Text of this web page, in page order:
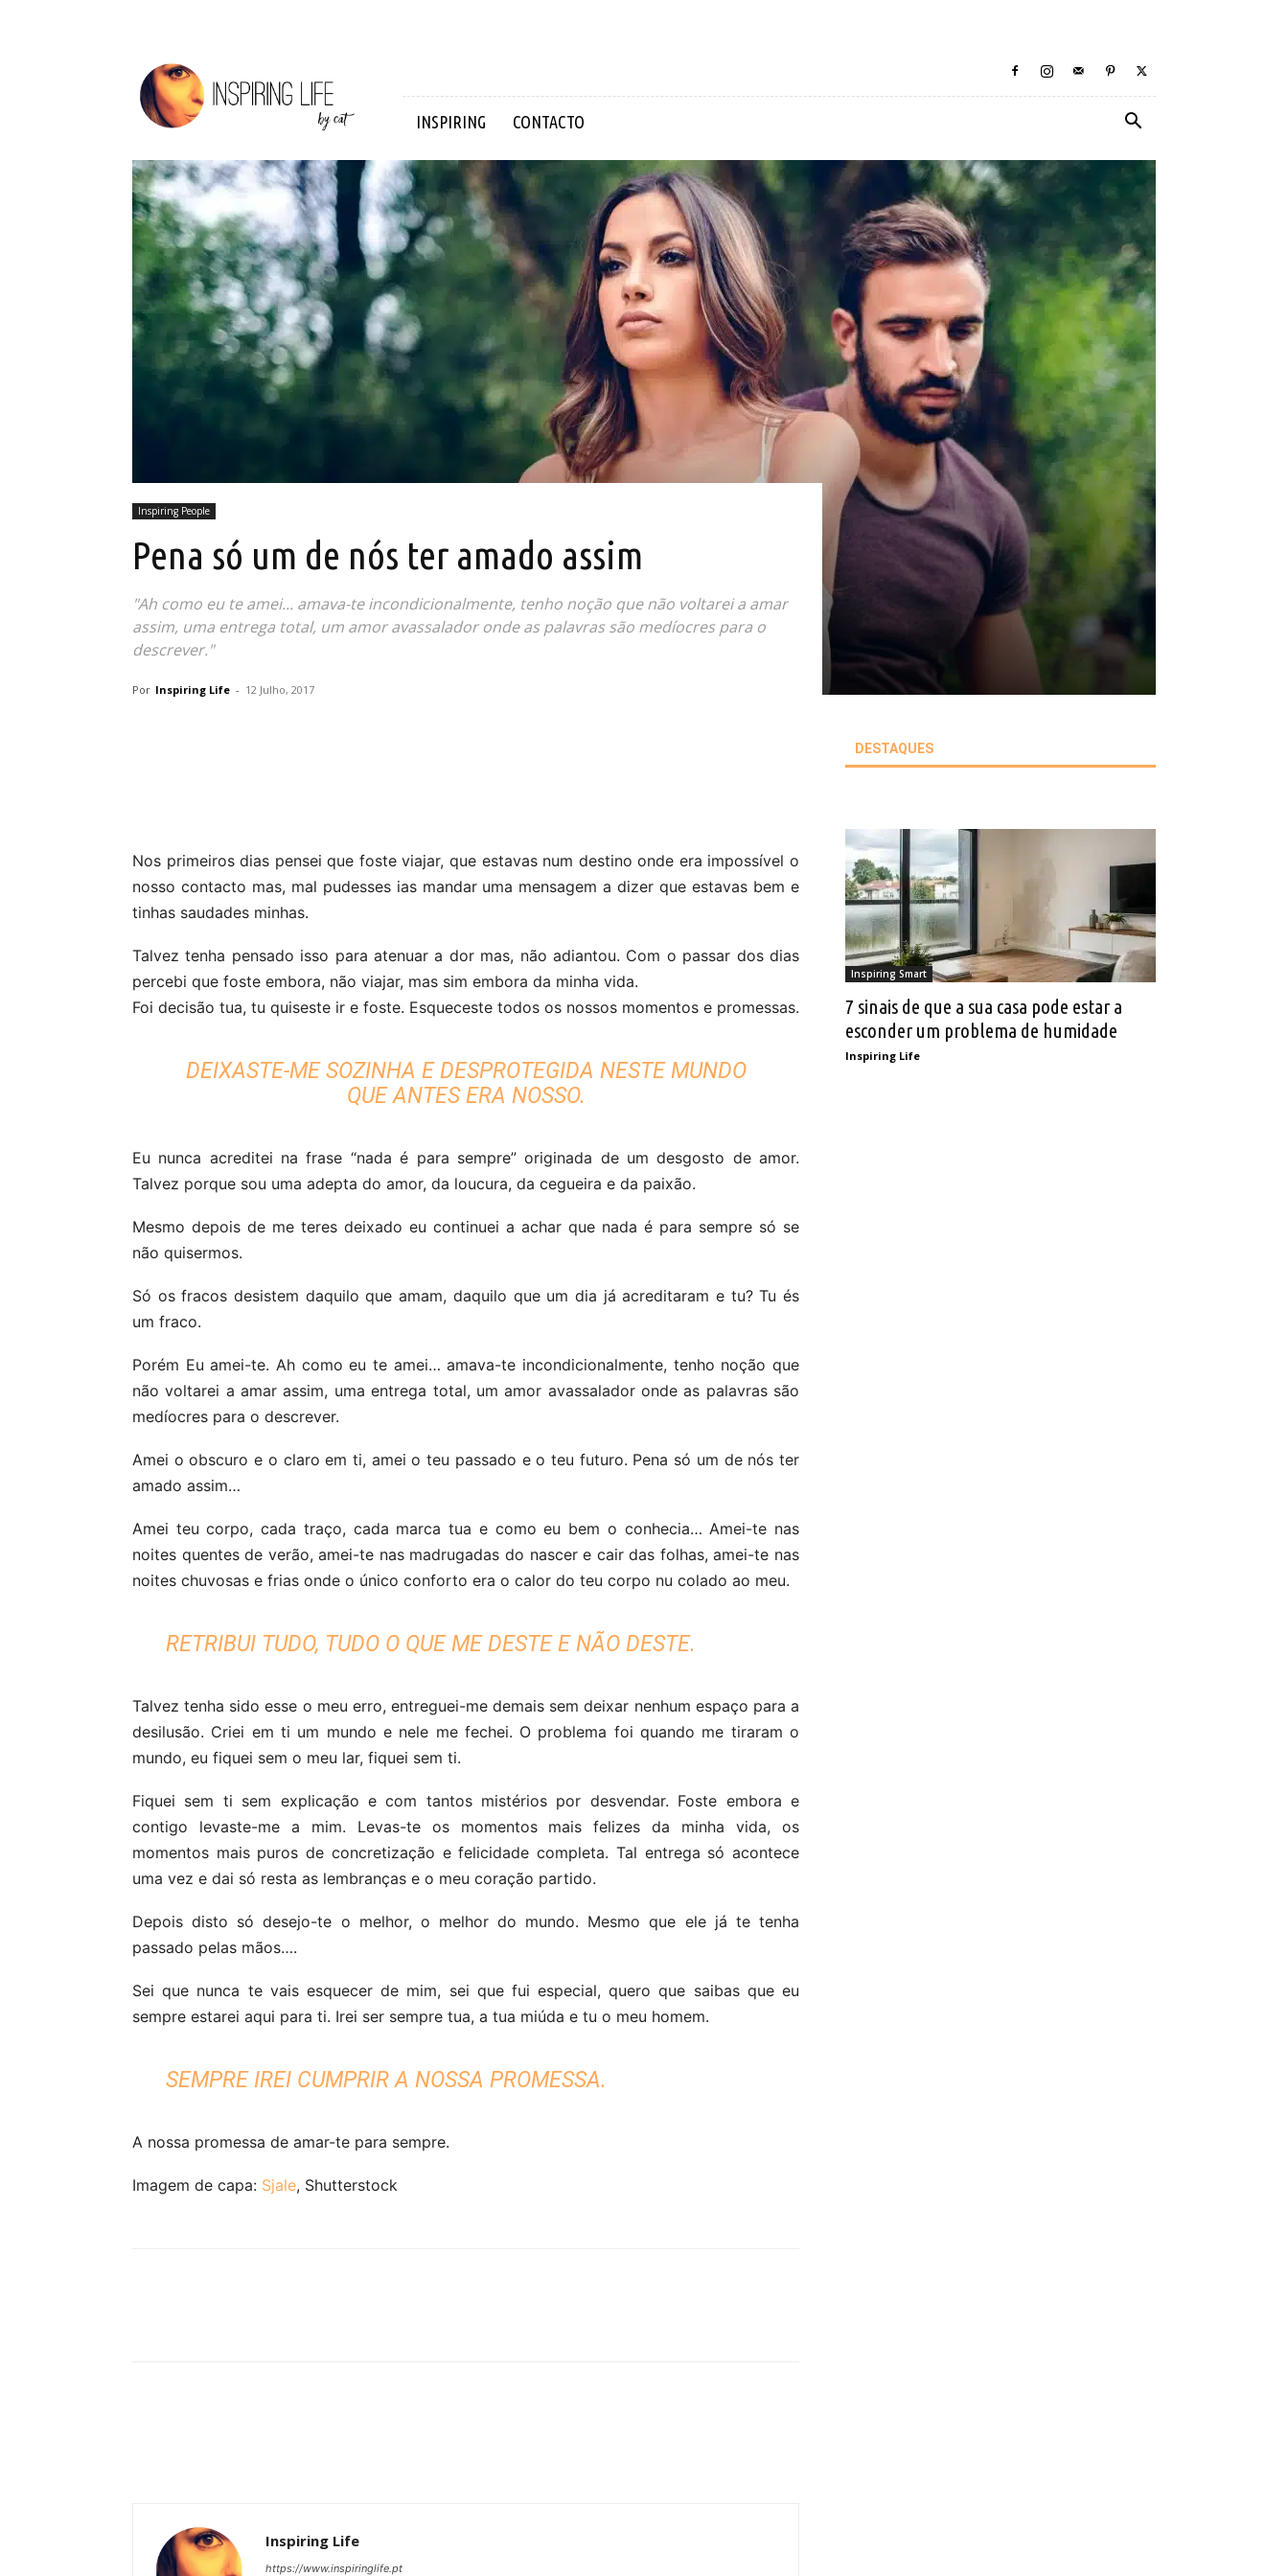
Inspiring
Life
INSPIRING CONTACTO
Inspiring People
Pena só um de nós ter amado assim
"Ah como eu te amei... amava-te incondicionalmente, tenho noção que não voltarei a amar
assim, uma entrega total, um amor avassalador onde as palavras são medíocres para o
descrever."
Por Inspiring Life - 12 Julho, 2017
Nos primeiros dias pensei que foste viajar, que estavas num destino onde era impossível o
nosso contacto mas, mal pudesses ias mandar uma mensagem a dizer que estavas bem e
tinhas saudades minhas.
Talvez tenha pensado isso para atenuar a dor mas, não adiantou. Com o passar dos dias
percebi que foste embora, não viajar, mas sim embora da minha vida.
Foi decisão tua, tu quiseste ir e foste. Esqueceste todos os nossos momentos e promessas.
DEIXASTE-ME SOZINHA E DESPROTEGIDA NESTE MUNDO
QUE ANTES ERA NOSSO.
Eu nunca acreditei na frase “nada é para sempre” originada de um desgosto de amor.
Talvez porque sou uma adepta do amor, da loucura, da cegueira e da paixão.
Mesmo depois de me teres deixado eu continuei a achar que nada é para sempre só se
não quisermos.
Só os fracos desistem daquilo que amam, daquilo que um dia já acreditaram e tu? Tu és
um fraco.
Porém Eu amei-te. Ah como eu te amei… amava-te incondicionalmente, tenho noção que
não voltarei a amar assim, uma entrega total, um amor avassalador onde as palavras são
medíocres para o descrever.
Amei o obscuro e o claro em ti, amei o teu passado e o teu futuro. Pena só um de nós ter
amado assim…
Amei teu corpo, cada traço, cada marca tua e como eu bem o conhecia… Amei-te nas
noites quentes de verão, amei-te nas madrugadas do nascer e cair das folhas, amei-te nas
noites chuvosas e frias onde o único conforto era o calor do teu corpo nu colado ao meu.
RETRIBUI TUDO, TUDO O QUE ME DESTE E NÃO DESTE.
Talvez tenha sido esse o meu erro, entreguei-me demais sem deixar nenhum espaço para a
desilusão. Criei em ti um mundo e nele me fechei. O problema foi quando me tiraram o
mundo, eu fiquei sem o meu lar, fiquei sem ti.
Fiquei sem ti sem explicação e com tantos mistérios por desvendar. Foste embora e
contigo levaste-me a mim. Levas-te os momentos mais felizes da minha vida, os
momentos mais puros de concretização e felicidade completa. Tal entrega só acontece
uma vez e dai só resta as lembranças e o meu coração partido.
Depois disto só desejo-te o melhor, o melhor do mundo. Mesmo que ele já te tenha
passado pelas mãos….
Sei que nunca te vais esquecer de mim, sei que fui especial, quero que saibas que eu
sempre estarei aqui para ti. Irei ser sempre tua, a tua miúda e tu o meu homem.
SEMPRE IREI CUMPRIR A NOSSA PROMESSA.
A nossa promessa de amar-te para sempre.
Imagem de capa: Sjale, Shutterstock
Inspiring Life
https://www.inspiringlife.pt
DESTAQUES
Inspiring Smart
7 sinais de que a sua casa pode estar a
esconder um problema de humidade
Inspiring Life